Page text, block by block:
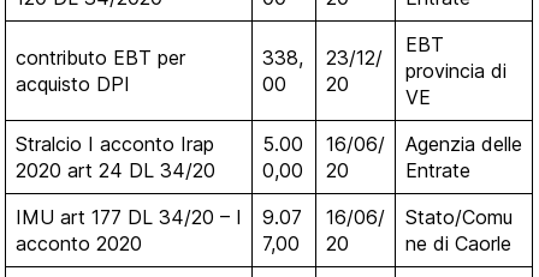
contributo EBT per
acquisto DPI
338,
00
23/12/
20
EBT
provincia di
VE
Stralcio I acconto Irap
2020 art 24 DL 34/20
5.00
0,00
16/06/
20
Agenzia delle
Entrate
IMU art 177 DL 34/20 – I
acconto 2020
9.07
7,00
16/06/
20
Stato/Comu
ne di Caorle